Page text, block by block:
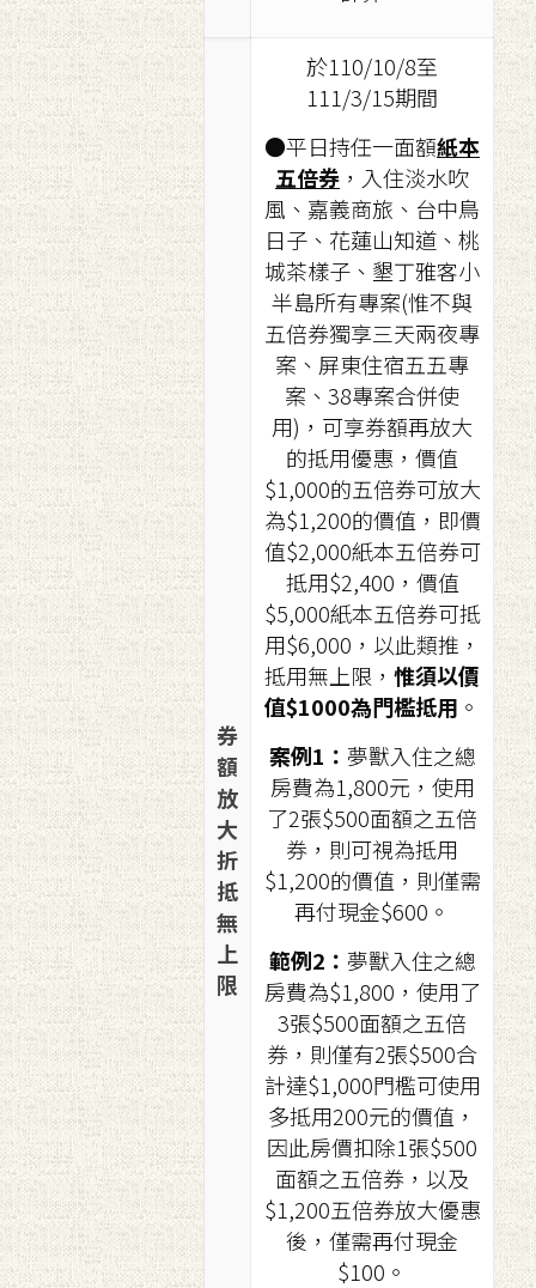
券
額
放
大
折
抵
無
上
限
於110/10/8至
111/3/15期間
●平日持任一面額紙本
五倍券 ，入住淡水吹
風、嘉義商旅、台中鳥
日子、花蓮山知道、桃
城茶樣子、墾丁雅客小
半島所有專案(惟不與
五倍券獨享三天兩夜專
案、屏東住宿五五專
案、38專案合併使
用)，可享券額再放大
的抵用優惠，價值
$1,000的五倍券可放大
為$1,200的價值，即價
值$2,000紙本五倍券可
抵用$2,400，價值
$5,000紙本五倍券可抵
用$6,000，以此類推，
抵用無上限， 惟須以價
值$1000為門檻抵用 。
案例1： 夢獸入住之總
房費為1,800元，使用
了2張$500面額之五倍
券，則可視為抵用
$1,200的價值，則僅需
再付現金$600。
範例2： 夢獸入住之總
房費為$1,800，使用了
3張$500面額之五倍
券，則僅有2張$500合
計達$1,000門檻可使用
多抵用200元的價值，
因此房價扣除1張$500
面額之五倍券，以及
$1,200五倍券放大優惠
後，僅需再付現金
$100。